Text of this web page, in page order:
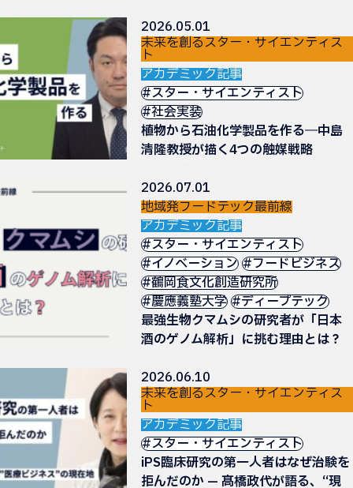
2026.05.01
未来を創るスター・サイエンティス
ト
アカデミック記事
#スター・サイエンティスト
#社会実装
植物から石油化学製品を作る―中島
清隆教授が描く4つの触媒戦略
2026.07.01
地域発フードテック最前線
アカデミック記事
#スター・サイエンティスト
#イノベーション #フードビジネス
#鶴岡食文化創造研究所
#慶應義塾大学 #ディープテック
最強生物クマムシの研究者が「日本
酒のゲノム解析」に挑む理由とは？
2026.06.10
未来を創るスター・サイエンティス
ト
アカデミック記事
#スター・サイエンティスト
iPS臨床研究の第一人者はなぜ治験を
拒んだのか — 髙橋政代が語る、“現